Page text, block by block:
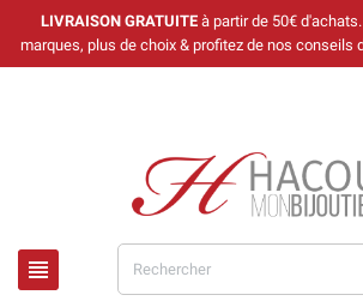
LIVRAISON GRATUITE à partir de 50€
marques, plus de choix & profitez de nos conseils
